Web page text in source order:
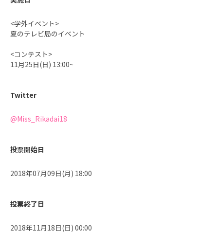
<学外イベント>
夏のテレビ局のイベント
<コンテスト>
11月25日(日) 13:00~
Twitter
@Miss_Rikadai18
投票開始日
2018年07月09日(月) 18:00
投票終了日
2018年11月18日(日) 00:00